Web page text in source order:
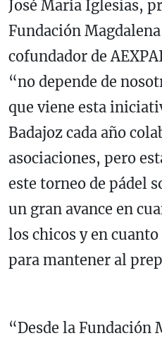
José María Iglesias,
Fundación
cofundador de
“no depende de
que viene esta
Badajoz cada año
asociaciones, pero
este torneo de pádel
un gran avance en
los chicos y en
para mantener al
“Desde la Fundación